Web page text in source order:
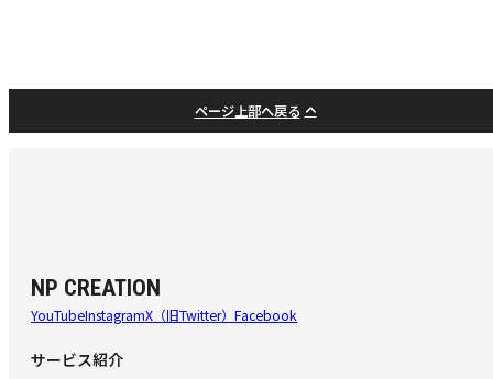
ページ上部へ戻る
NP CREATION
YouTubeInstagramX（旧Twitter） Facebook
サービス紹介